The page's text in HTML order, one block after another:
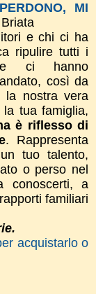
MI
e chi ci ha
ripulire tutti i
ci hanno
così da
la nostra vera
la tuafamiglia,
è riflesso di
. Rappresenta
tuo talento,
o perso nel
conoscerti, a
familiari
acquistarlo o